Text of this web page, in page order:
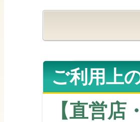
ご利用上
【直営